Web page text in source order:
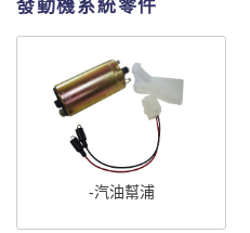
發動機系統零件
-汽油幫浦